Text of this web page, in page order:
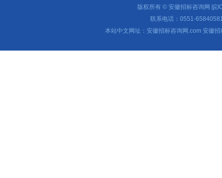
版权所有 © 安徽招标咨询网 皖
联系电话：0551-
本站中文网址：安徽招标咨询网.com 安徽